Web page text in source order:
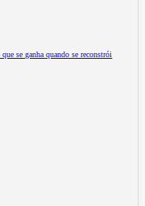
se ganha quando se reconstrói